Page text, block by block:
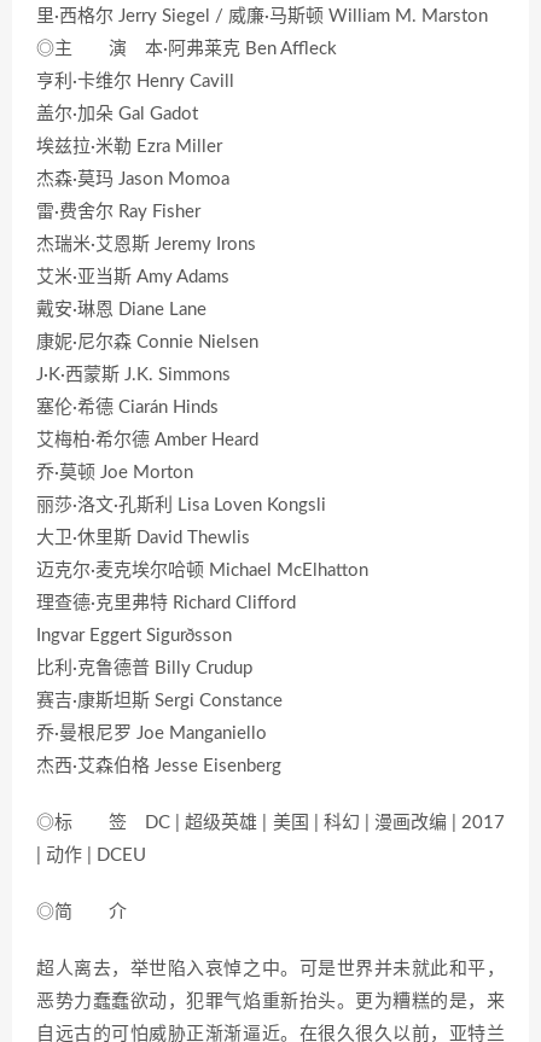
里·西格尔 Jerry Siegel / 威廉·马斯顿 William M. Marston
◎主 演 本·阿弗莱克 Ben Affleck
亨利·卡维尔 Henry Cavill
盖尔·加朵 Gal Gadot
埃兹拉·米勒 Ezra Miller
杰森·莫玛 Jason Momoa
雷·费舍尔 Ray Fisher
杰瑞米·艾恩斯 Jeremy Irons
艾米·亚当斯 Amy Adams
戴安·琳恩 Diane Lane
康妮·尼尔森 Connie Nielsen
J·K·西蒙斯 J.K. Simmons
塞伦·希德 Ciarán Hinds
艾梅柏·希尔德 Amber Heard
乔·莫顿 Joe Morton
丽莎·洛文·孔斯利 Lisa Loven Kongsli
大卫·休里斯 David Thewlis
迈克尔·麦克埃尔哈顿 Michael McElhatton
理查德·克里弗特 Richard Clifford
Ingvar Eggert Sigurðsson
比利·克鲁德普 Billy Crudup
赛吉·康斯坦斯 Sergi Constance
乔·曼根尼罗 Joe Manganiello
杰西·艾森伯格 Jesse Eisenberg
◎标 签 DC | 超级英雄 | 美国 | 科幻 | 漫画改编 | 2017
| 动作 | DCEU
◎简 介
超人离去，举世陷入哀悼之中。可是世界并未就此和平，
恶势力蠢蠢欲动，犯罪气焰重新抬头。更为糟糕的是，来
自远古的可怕威胁正渐渐逼近。在很久很久以前，亚特兰